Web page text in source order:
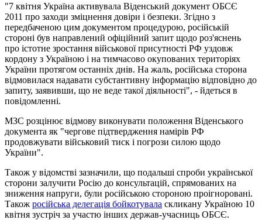
"7 квітня Україна активувала Віденський документ ОБСЄ
2011 про заходи зміцнення довіри і безпеки. Згідно з
передбаченою цим документом процедурою, російській
стороні був направлений офіційний запит щодо роз'яснень
про істотне зростання військової присутності РФ уздовж
кордону з Україною і на тимчасово окупованих територіях
України протягом останніх днів. На жаль, російська сторона
відмовилася надавати субстантивну інформацію відповідно до
запиту, заявивши, що не веде такої діяльності", - йдеться в
повідомленні.
МЗС розцінює відмову виконувати положення Віденського
документа як "чергове підтвердження намірів РФ
продовжувати військовий тиск і погрози силою щодо
України".
Також у відомстві зазначили, що подальші спроби української
сторони залучити Росію до консультацій, спрямованих на
зниження напруги, були російською стороною проігноровані.
Також російська делегація бойкотувала скликану Україною 10
квітня зустріч за участю інших держав-учасниць ОБСЄ.